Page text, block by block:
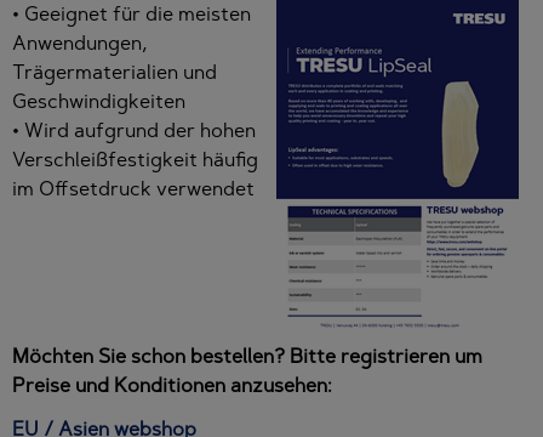
• Geeignet für die meisten
Anwendungen,
Trägermaterialien und
Geschwindigkeiten
• Wird aufgrund der hohen
Verschleißfestigkeit häufig
im Offsetdruck verwendet
Möchten Sie schon bestellen? Bitte registrieren um
Preise und Konditionen anzusehen:
EU / Asien webshop